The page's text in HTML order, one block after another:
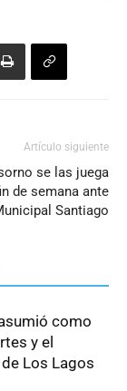
Artículo siguiente
se las juega
de semana ante
Santiago
como
y el
Los Lagos